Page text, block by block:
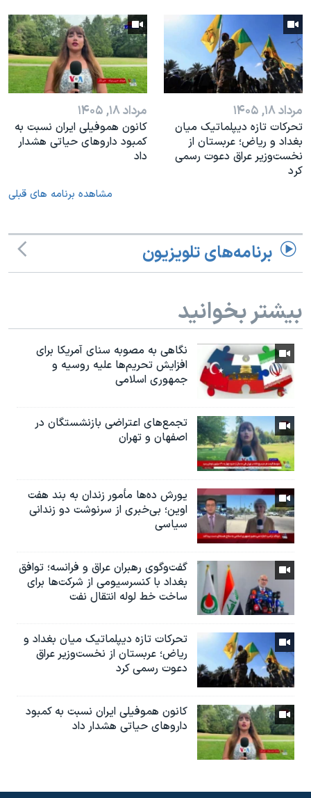
مرداد ۱۸, ۱۴۰۵
تحرکات تازه دیپلماتیک میان
بغداد و ریاض؛ عربستان از
نخست‌وزیر عراق دعوت رسمی
کرد
مرداد ۱۸, ۱۴۰۵
کانون هموفیلی ایران نسبت به
کمبود داروهای حیاتی هشدار
داد
مشاهده برنامه های قبلی
برنامه‌های تلویزیون
بیشتر بخوانید
نگاهی به مصوبه سنای آمریکا برای
افزایش تحریم‌ها علیه روسیه و
جمهوری اسلامی
تجمع‌های اعتراضی بازنشستگان در
اصفهان و تهران
یورش ده‌ها مأمور زندان به بند هفت
اوین؛ بی‌خبری از سرنوشت دو زندانی
سیاسی
گفت‌وگوی رهبران عراق و فرانسه؛ توافق
بغداد با کنسرسیومی از شرکت‌ها برای
ساخت خط لوله انتقال نفت
تحرکات تازه دیپلماتیک میان بغداد و
ریاض؛ عربستان از نخست‌وزیر عراق
دعوت رسمی کرد
کانون هموفیلی ایران نسبت به کمبود
داروهای حیاتی هشدار داد